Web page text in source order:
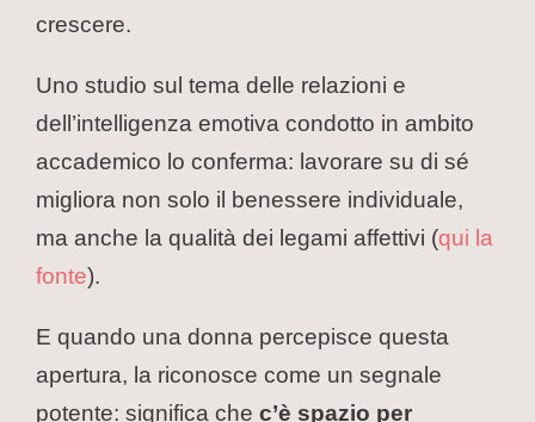
crescere.
Uno studio sul tema delle relazioni e
dell’intelligenza emotiva condotto in ambito
accademico lo conferma: lavorare su di sé
migliora non solo il benessere individuale,
ma anche la qualità dei legami affettivi (qui la
fonte).
E quando una donna percepisce questa
apertura, la riconosce come un segnale
potente: significa che c’è spazio per